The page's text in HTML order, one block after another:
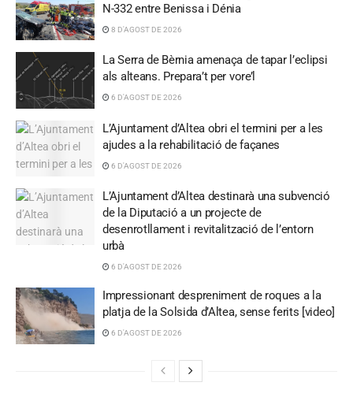
N-332 entre Benissa i Dénia
8 D'AGOST DE 2026
La Serra de Bèrnia amenaça de tapar l’eclipsi
als alteans. Prepara’t per vore’l
6 D'AGOST DE 2026
L’Ajuntament d’Altea obri el termini per a les
ajudes a la rehabilitació de façanes
6 D'AGOST DE 2026
L’Ajuntament d’Altea destinarà una subvenció
de la Diputació a un projecte de
desenrotllament i revitalització de l’entorn
urbà
6 D'AGOST DE 2026
Impressionant despreniment de roques a la
platja de la Solsida d’Altea, sense ferits [video]
6 D'AGOST DE 2026